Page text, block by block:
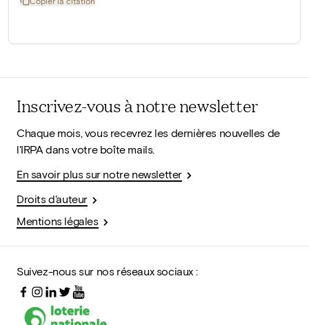
Inscrivez-vous à notre newsletter
Chaque mois, vous recevrez les dernières nouvelles de
l'IRPA dans votre boîte mails.
En savoir plus sur notre newsletter
Droits d'auteur
Mentions légales
Suivez-nous sur nos réseaux sociaux :